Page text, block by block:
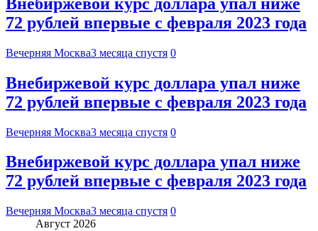
72 рублей впервые с февраля 2023 года
Вечерняя Москва3 месяца спустя 0
Внебиржевой курс доллара упал ниже
72 рублей впервые с февраля 2023 года
Вечерняя Москва3 месяца спустя 0
Внебиржевой курс доллара упал ниже
72 рублей впервые с февраля 2023 года
Вечерняя Москва3 месяца спустя 0
Август 2026